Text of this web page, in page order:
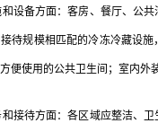
设备方面：客房、餐厅、公共
待规模相匹配的冷冻冷藏设
便使用的公共卫生间；室内外
接待方面：各区域应整洁、卫